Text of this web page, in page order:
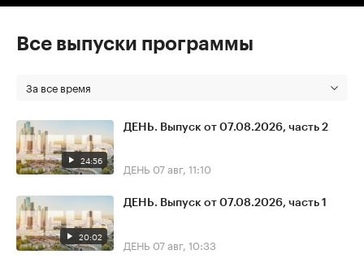
Все выпуски программы
За все время
24:56
ДЕНЬ. Выпуск от 07.08.2026, часть 2
ДЕНЬ 07 авг, 11:10
20:02
ДЕНЬ. Выпуск от 07.08.2026, часть 1
ДЕНЬ 07 авг, 10:33